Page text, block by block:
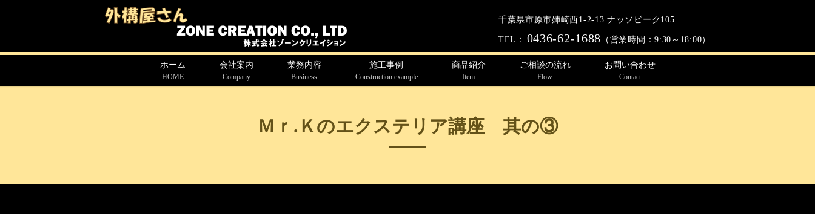
千葉県市原市姉崎西1-2-13 ナッソビーク105
TEL： 0436-62-1688 （営業時間：9:30～18:00）
ホーム
HOME
会社案内
Company
業務内容
Business
施工事例
Construction example
商品紹介
Item
ご相談の流れ
Flow
お問い合わせ
Contact
Ｍｒ.Ｋのエクステリア講座 其の③